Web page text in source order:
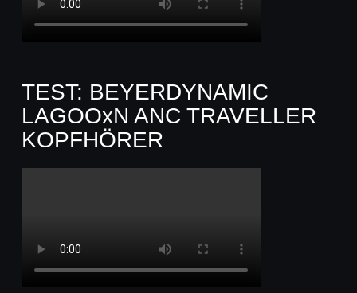
TEST: BEYERDYNAMIC
LAGOOxN ANC TRAVELLER
KOPFHÖRER